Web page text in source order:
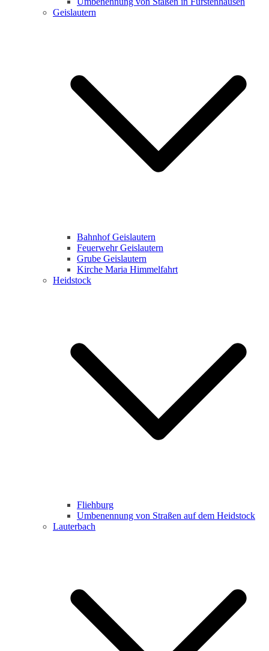
Geislautern
Bahnhof Geislautern
Feuerwehr Geislautern
Grube Geislautern
Kirche Maria Himmelfahrt
Heidstock
Fliehburg
Umbenennung von Straßen auf dem Heidstock
Lauterbach